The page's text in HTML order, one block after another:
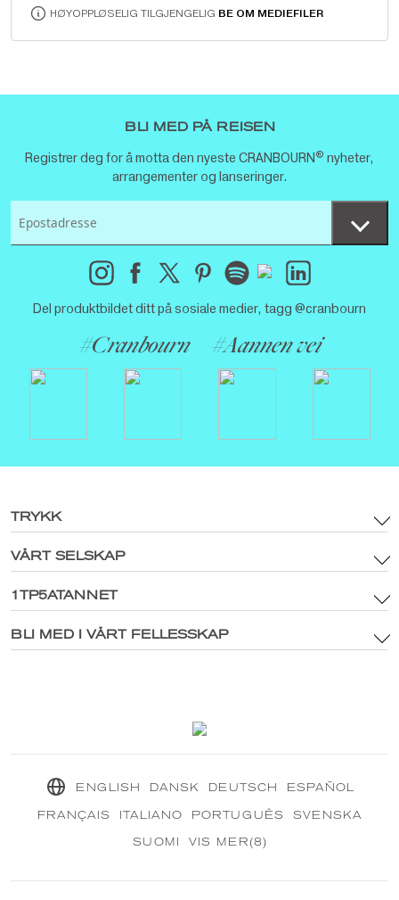
HØYOPPLØSELIG TILGJENGELIG BE OM MEDIEFILER
Del produktbildet ditt på sosiale medier, tagg @cranbourn
#Cranbourn #Aannen vei
BLI MED PÅ REISEN
Registrer deg for å motta den nyeste CRANBOURN ® nyheter,
arrangementer og lanseringer.
TRYKK
Betingelser og vilkår
Merkevareinntekter og retningslinjer for digitale medier
Retningslinjer for informasjonskapsler
VÅRT SELSKAP
Hovedside
Utforsk CRANBOURN®
1TP5ATANNET
Inne i CRANBOURN ®
BLI MED I VÅRT FELLESSKAP
ENGLISH DANSK DEUTSCH ESPAÑOL
FRANÇAIS ITALIANO PORTUGUÊS SVENSKA
SUOMI VIS MER(8)